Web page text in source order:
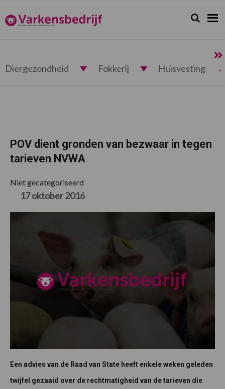
de
hoofdnavigatie
de
hoofd
de
eerste
de
voettekst
Varkensbedrijf.nl Zoeken...
Zoek
Diergezondheid Fokkerij Huisvesting
POV dient gronden van bezwaar in tegen
tarieven NVWA
Niet gecategoriseerd
17 oktober 2016
Een advies van de Raad van State heeft enkele weken geleden
twijfel gezaaid over de rechtmatigheid van de tarieven die